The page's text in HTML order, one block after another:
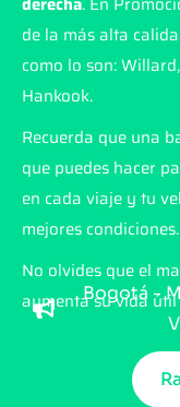
de la más alta
como lo son:
Hankook.
Recuerda que una
que puedes hacer
en cada viaje y tu
mejores condiciones.
No olvides que el
aumenta su vida
Bogotá -